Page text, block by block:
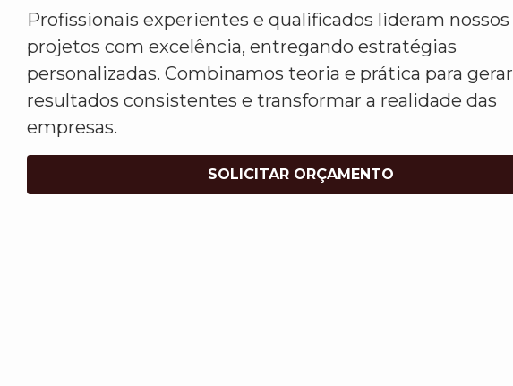
Profissionais experientes e qualificados lideram nossos
projetos com excelência, entregando estratégias
personalizadas. Combinamos teoria e prática para gerar
resultados consistentes e transformar a realidade das
empresas.
SOLICITAR ORÇAMENTO